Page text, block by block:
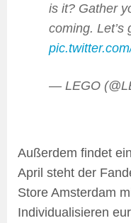
is it? Gather
coming. Let’s
— LEGO
Außerdem findet
April steht der
Store Amsterdam
Individualisieren